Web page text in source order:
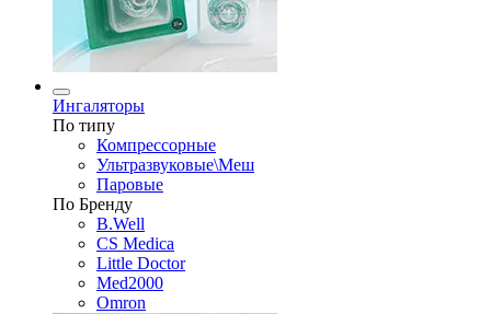
Ингаляторы
По типу
Компрессорные
Ультразвуковые\Меш
Паровые
По Бренду
B.Well
CS Medica
Little Doctor
Med2000
Omron